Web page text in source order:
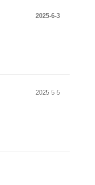
2025-6-3
2025-5-5